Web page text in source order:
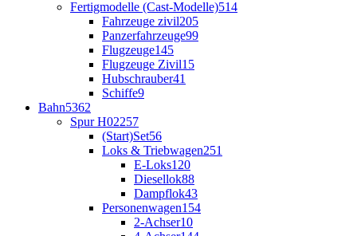
Fertigmodelle (Cast-Modelle)514
Fahrzeuge zivil205
Panzerfahrzeuge99
Flugzeuge145
Flugzeuge Zivil15
Hubschrauber41
Schiffe9
Bahn5362
Spur H02257
(Start)Set56
Loks & Triebwagen251
E-Loks120
Diesellok88
Dampflok43
Personenwagen154
2-Achser10